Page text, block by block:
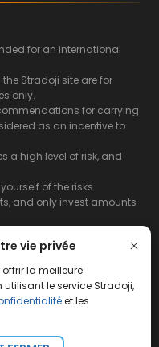
vie privée
la meilleure
utilisant le service Stradoji,
et les
for an international
Stradoji site are for
only.
for carrying
as an incentive to
a high level of risk, and
of the risks
and only invest amounts
results or the
information contained on
publishing company
may be made of this
may result therefrom.
citizens or US residents.